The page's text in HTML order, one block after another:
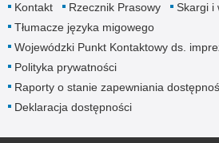
Kontakt Rzecznik Prasowy
Skargi i
Tłumacze języka migowego
Wojewódzki Punkt Kontaktowy ds.
Polityka prywatności
Raporty o stanie zapewniania
Deklaracja dostępności